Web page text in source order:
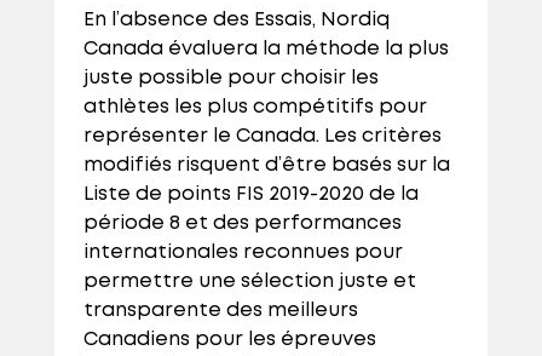
En l’absence des Essais, Nordiq
Canada évaluera la méthode la plus
juste possible pour choisir les
athlètes les plus compétitifs pour
représenter le Canada. Les critères
modifiés risquent d’être basés sur la
Liste de points FIS 2019-2020 de la
période 8 et des performances
internationales reconnues pour
permettre une sélection juste et
transparente des meilleurs
Canadiens pour les épreuves